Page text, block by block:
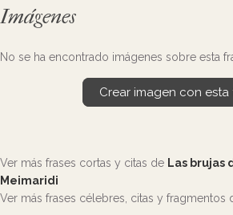
Imágenes
No se ha encontrado imágenes sobre esta
Crear imagen con esta
Ver más frases cortas y citas de Las brujas
Meimaridi
Ver más frases célebres, citas y fragmentos